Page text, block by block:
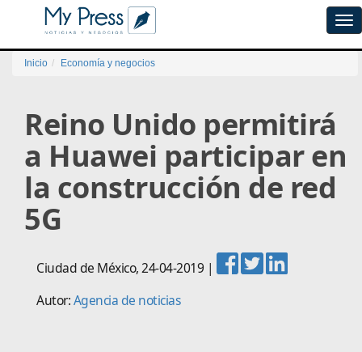
Inicio Economía y negocios
Reino Unido permitirá
a Huawei participar en
la construcción de red
5G
Ciudad de México,24-04-2019 |
Autor:Agencia de noticias